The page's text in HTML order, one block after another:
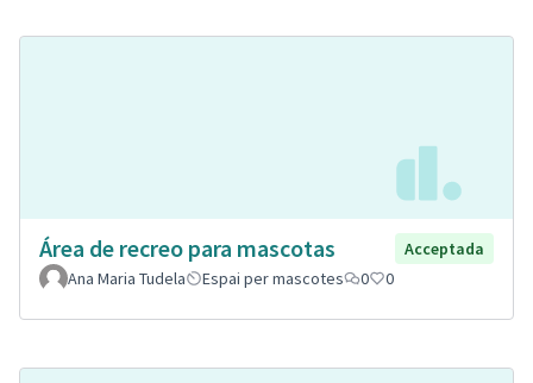
Área de recreo para mascotas
Acceptada
Ana Maria Tudela
Espai per mascotes 0 0